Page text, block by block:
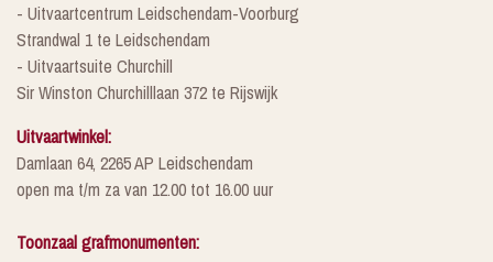
- Uitvaartcentrum Leidschendam-Voorburg
Strandwal 1 te Leidschendam
- Uitvaartsuite Churchill
Sir Winston Churchilllaan 372 te Rijswijk
Uitvaartwinkel:
Damlaan 64, 2265 AP Leidschendam
open ma t/m za van 12.00 tot 16.00 uur
Toonzaal grafmonumenten: